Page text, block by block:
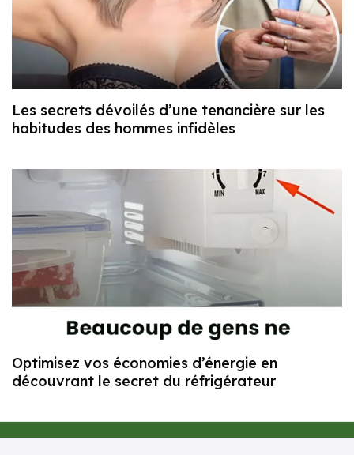
Les secrets dévoilés d’une tenancière sur les
habitudes des hommes infidèles
Optimisez vos économies d’énergie en
découvrant le secret du réfrigérateur